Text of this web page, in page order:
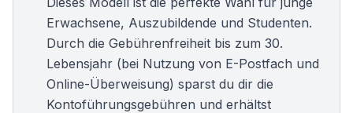
Erwachsene, Auszubildende und Studenten.
Durch die Gebührenfreiheit bis zum 30.
Lebensjahr (bei Nutzung von E-Postfach und
Online-Überweisung) sparst du dir die
Kontoführungsgebühren und erhältst